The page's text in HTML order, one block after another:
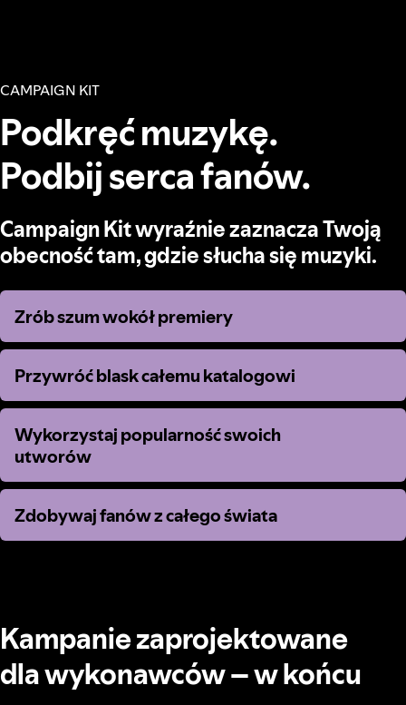
CAMPAIGN KIT
Podkręć muzykę.
Podbij serca fanów.
Campaign Kit wyraźnie zaznacza Twoją
obecność tam, gdzie słucha się muzyki.
Zrób szum wokół premiery
Zrób szum wokół premiery
Przywróć blask całemu katalogowi
Przywróć blask całemu katalogowi
Wykorzystaj popularność swoich
utworów
Wykorzystaj popularność swoich
utworów
Zdobywaj fanów z całego świata
Zdobywaj fanów z całego świata
Kampanie zaprojektowane
dla wykonawców – w końcu